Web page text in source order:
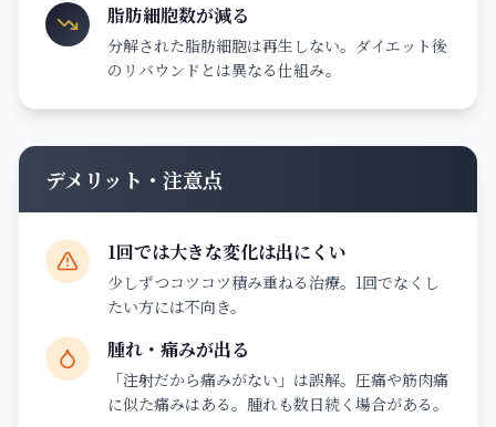
脂肪細胞数が減る
分解された脂肪細胞は再生しない。ダイエット後
のリバウンドとは異なる仕組み。
デメリット・注意点
1回では大きな変化は出にくい
少しずつコツコツ積み重ねる治療。1回でなくし
たい方には不向き。
腫れ・痛みが出る
「注射だから痛みがない」は誤解。圧痛や筋肉痛
に似た痛みはある。腫れも数日続く場合がある。